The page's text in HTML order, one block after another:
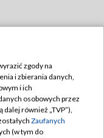
zgody na
i zbierania danych,
i ich
osobowych przez
dalej również „TVP”),
Zaufanych
(w tym do